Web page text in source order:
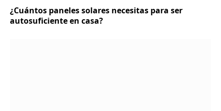
¿Cuántos paneles solares necesitas para ser
autosuficiente en casa?